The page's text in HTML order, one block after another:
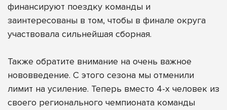
финансируют поездку команды и
заинтересованы в том, чтобы в финале округа
участвовала сильнейшая сборная.
Также обратите внимание на очень важное
нововведение. С этого сезона мы отменили
лимит на усиление. Теперь вместо 4-х человек из
своего регионального чемпионата команды